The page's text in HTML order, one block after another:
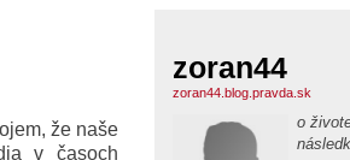
že naše
v časoch
zoran44
zoran44.blog.pravda.sk
o